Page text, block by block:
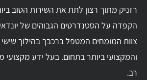
רזניק מתוך רצון לתת את השירות הטוב
הקפדה על הסטנדרטים הגבוהים של
צוות המומחים המטפל ברכבך בהילוך שישי
והמקצועי ביותר בתחום. בעל ידע מקצועי
רב.